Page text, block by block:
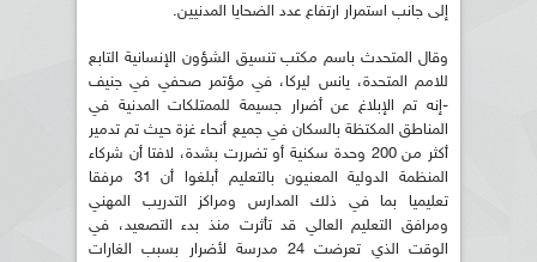
إلى جانب استمرار ارتفاع عدد الضحايا المدنيين.
وقال المتحدث باسم مكتب تنسيق الشؤون الإنسانية التابع
للامم المتحدة، يانس ليركا، في مؤتمر صحفي في جنيف
-إنه تم الإبلاغ عن أضرار جسيمة للممتلكات المدنية في
المناطق المكتظة بالسكان في جميع أنحاء غزة حيث تم تدمير
أكثر من 200 وحدة سكنية أو تضررت بشدة، لافتا أن شركاء
المنظمة الدولية المعنيون بالتعليم أبلغوا أن 31 مرفقا
تعليميا بما في ذلك المدارس ومراكز التدريب المهني
ومرافق التعليم العالي قد تأثرت منذ بدء التصعيد، في
الوقت الذي تعرضت 24 مدرسة لأضرار بسبب الغارات